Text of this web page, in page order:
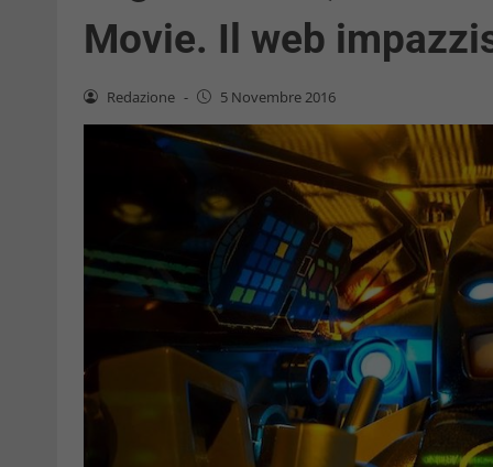
Movie. Il web
Redazione - 5 Novembre 2016